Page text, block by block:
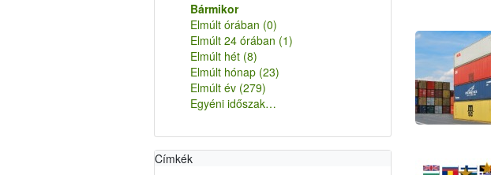
Bármikor
Elmúlt órában (0)
Elmúlt 24 órában (1)
Elmúlt hét (8)
Elmúlt hónap (23)
Elmúlt év (279)
Egyéni időszak…
Címkék